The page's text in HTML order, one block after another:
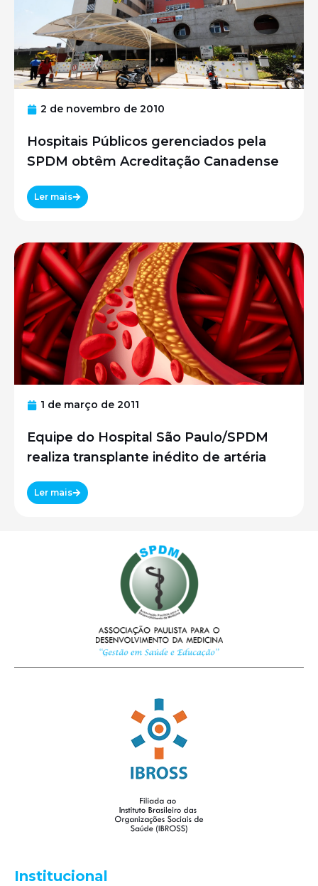
2 de novembro de 2010
Hospitais Públicos gerenciados pela
SPDM obtêm Acreditação Canadense
Ler mais
1 de março de 2011
Equipe do Hospital São Paulo/SPDM
realiza transplante inédito de artéria
Ler mais
Institucional